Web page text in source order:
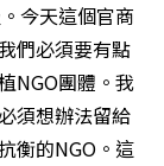
今天這個官商
們必須要有點
NGO團體。我
須想辦法留給
衡的NGO。這